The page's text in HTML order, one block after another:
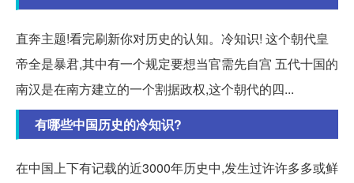
直奔主题!看完刷新你对历史的认知。冷知识! 这个朝代皇
帝全是暴君,其中有一个规定要想当官需先自宫 五代十国的
南汉是在南方建立的一个割据政权,这个朝代的四...
有哪些中国历史的冷知识?
在中国上下有记载的近3000年历史中,发生过许许多多或鲜